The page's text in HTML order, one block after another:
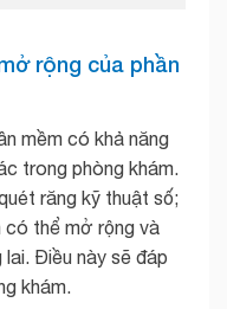
rộng của phần
mềm có khả năng
trong phòng khám.
răng kỹ thuật số;
có thể mở rộng và
Điều này sẽ đáp
khám.